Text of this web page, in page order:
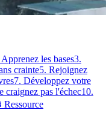
les bases3.
crainte5. Rejoignez
7. Développez votre
craignez pas l'échec10.
Ressource